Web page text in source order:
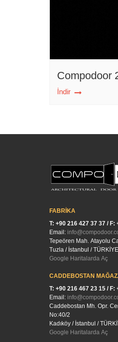
Compodoor
İndir
FABRİKA
T: +90 216 427 37 37 / F:
Email:
Tepeören Mah. Atayolu
Tuzla / İstanbul / TÜRKİYE
Google Haritalarda Aç
CADDEBOSTAN
T: +90 216 467 23 15 / F:
Email:
Caddebostan Mh. Opr.
No:40/2
Kadıköy / İstanbul /
Google Haritalarda Aç